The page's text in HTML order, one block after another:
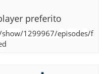
preferito
1299967/episodes/f